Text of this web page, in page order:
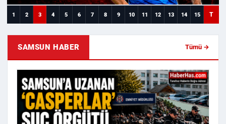
1 2 3 4 5 6 7 8 9 10 11 12 13 14 15 T
SAMSUN HABER Tümü →